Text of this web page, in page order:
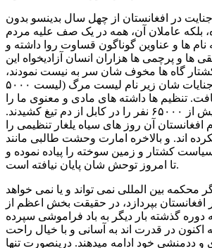
در افغانستان از چهل سال بدینسو بدون
بلکه عاملان آن، همه در یک صف علیه مردم
نام ها و عناوین گوناگون قساوت روا داشته و
ها و پرچمی ها هزاران انسان آزادیخواه این
گاه ها مخوف شان سر به نیست نمودند،
چنانچه آخرین سند جنایات شان زیر نام لیست مرگ (لیست ۵۰۰۰
تنظیم ها داشته های مادی و معنوی ما را
نابود کرده و تنها بیش از ۶۵۰۰۰ نفر را در کابل از دم تیغ کشیدند.
افغانستان آن روز های سیاه یلغار تنظیمی را
اند. و بالاخره امارت وحشت طالبی مانند
کشتار و زمین سوخته را پیاده نموده و
تا امروز توحش شان پایان نیافته است.
محکمه بین المللی نمی تواند و یا نمی خواهد
افغانستان بپردازد، در حقیقت بخش اعظم از
گذشته بار دیگر به باد فراموشی سپرده
در قدرت اند به آسانی و با خیال راحت
و ددمنشی خود ادامه میدهند. درینصورت تنها